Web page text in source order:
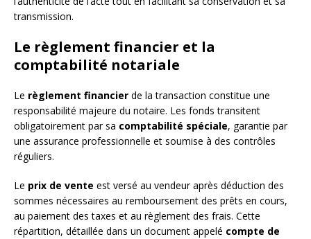
transmission.
Le règlement financier et la
comptabilité notariale
Le règlement financier de la transaction constitue une
responsabilité majeure du notaire. Les fonds transitent
obligatoirement par sa comptabilité spéciale, garantie par
une assurance professionnelle et soumise à des contrôles
réguliers.
Le prix de vente est versé au vendeur après déduction des
sommes nécessaires au remboursement des prêts en cours,
au paiement des taxes et au règlement des frais. Cette
répartition, détaillée dans un document appelé compte de